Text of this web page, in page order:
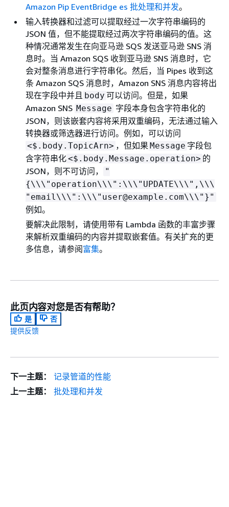
Amazon Pip EventBridge es 批处理和并发。
输入转换器和过滤可以提取经过一次字符串编码的
JSON 值，但不能提取经过两次字符串编码的值。这
种情况通常发生在向亚马逊 SQS 发送亚马逊 SNS 消
息时。当 Amazon SQS 收到亚马逊 SNS 消息时，它
会对整条消息进行字符串化。然后，当 Pipes 收到这
条 Amazon SQS 消息时，Amazon SNS 消息内容将出
现在字段中并且 body 可以访问。但是，如果
Amazon SNS Message 字段本身包含字符串化的
JSON，则该嵌套内容将采用双重编码，无法通过输入
转换器或筛选器进行访问。例如，可以访问
<$.body.TopicArn> ，但如果 Message 字段包
含字符串化<$.body.Message.operation> 的
JSON，则不可访问，
"
{\\\"operation\\\":\\\"UPDATE\\\",\\\
"email\\\":\\\"user@example.com\\\"}"
例如。
要解决此限制，请使用带有 Lambda 函数的丰富步骤
来解析双重编码的内容并提取嵌套值。有关扩充的更
多信息，请参阅富集。
此页内容对您是否有帮助？
是
否
提供反馈
下一主题：
记录管道的性能
上一主题：
批处理和并发